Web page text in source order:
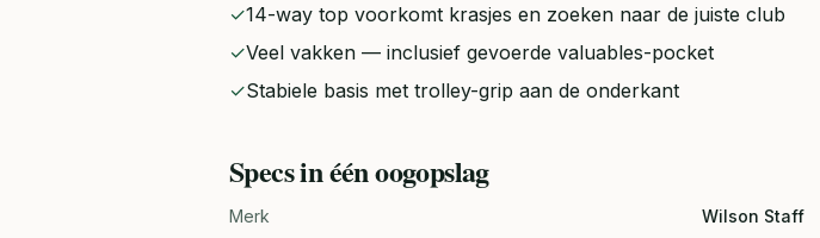
✓14-way top voorkomt krasjes en zoeken naar de juiste club
✓Veel vakken — inclusief gevoerde valuables-pocket
✓Stabiele basis met trolley-grip aan de onderkant
Specs in één oogopslag
Merk
Wilson Staff